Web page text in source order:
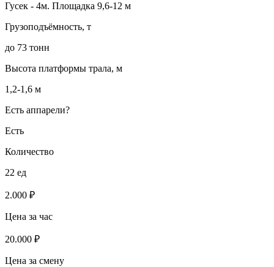
Гусек - 4м. Площадка 9,6-12 м
Грузоподъёмность, т
до 73 тонн
Высота платформы трала, м
1,2-1,6 м
Есть аппарели?
Есть
Количество
22 ед
2.000 ₽
Цена за час
20.000 ₽
Цена за смену